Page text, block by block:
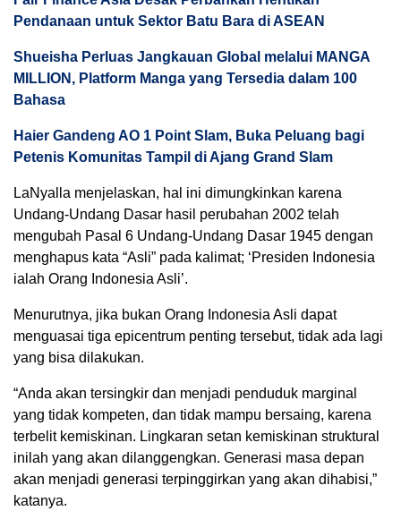
Pendanaan untuk Sektor Batu Bara di ASEAN
Shueisha Perluas Jangkauan Global melalui MANGA
MILLION, Platform Manga yang Tersedia dalam 100
Bahasa
Haier Gandeng AO 1 Point Slam, Buka Peluang bagi
Petenis Komunitas Tampil di Ajang Grand Slam
LaNyalla menjelaskan, hal ini dimungkinkan karena
Undang-Undang Dasar hasil perubahan 2002 telah
mengubah Pasal 6 Undang-Undang Dasar 1945 dengan
menghapus kata “Asli” pada kalimat; ‘Presiden Indonesia
ialah Orang Indonesia Asli’.
Menurutnya, jika bukan Orang Indonesia Asli dapat
menguasai tiga epicentrum penting tersebut, tidak ada lagi
yang bisa dilakukan.
“Anda akan tersingkir dan menjadi penduduk marginal
yang tidak kompeten, dan tidak mampu bersaing, karena
terbelit kemiskinan. Lingkaran setan kemiskinan struktural
inilah yang akan dilanggengkan. Generasi masa depan
akan menjadi generasi terpinggirkan yang akan dihabisi,”
katanya.